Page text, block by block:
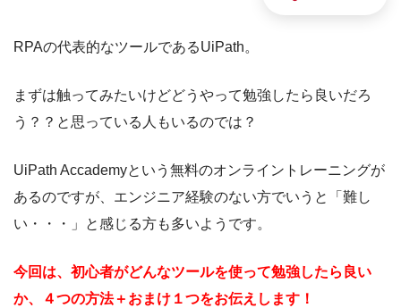
RPAの代表的なツールであるUiPath。
まずは触ってみたいけどどうやって勉強したら良いだろ
う？？と思っている人もいるのでは？
UiPath Accademyという無料のオンライントレーニングが
あるのですが、エンジニア経験のない方でいうと「難し
い・・・」と感じる方も多いようです。
今回は、初心者がどんなツールを使って勉強したら良い
か、４つの方法＋おまけ１つをお伝えします！